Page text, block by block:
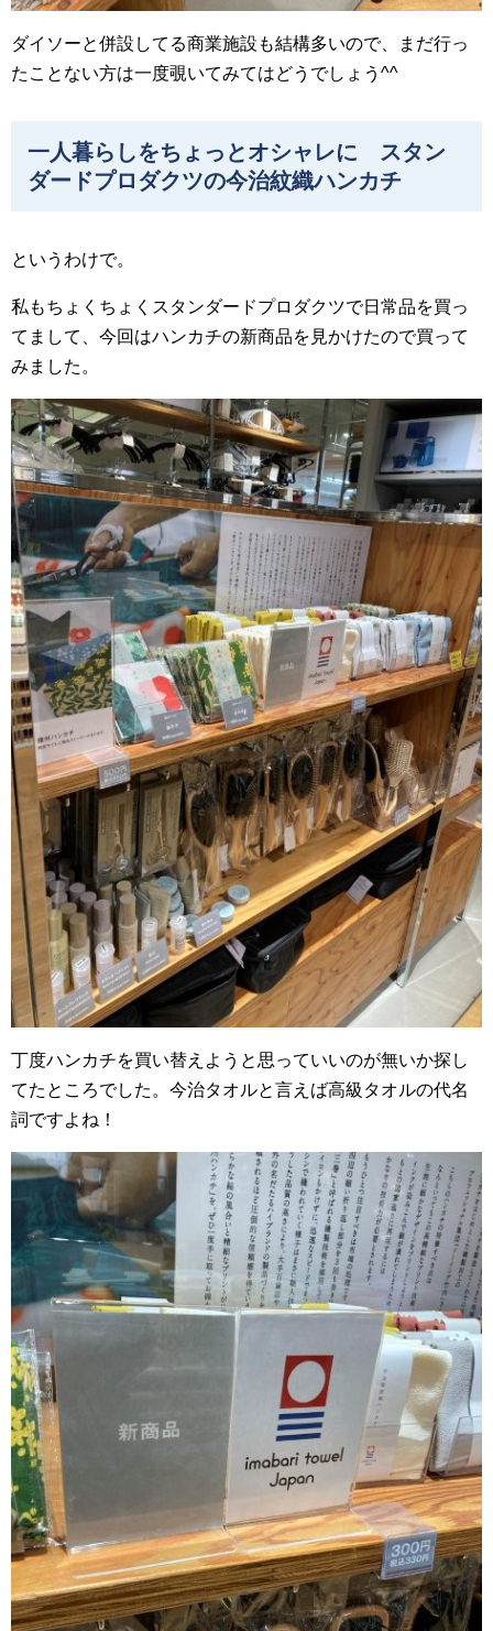
ダイソーと併設してる商業施設も結構多いので、まだ行っ
たことない方は一度覗いてみてはどうでしょう^^
一人暮らしをちょっとオシャレに スタン
ダードプロダクツの今治紋織ハンカチ
というわけで。
私もちょくちょくスタンダードプロダクツで日常品を買っ
てまして、今回はハンカチの新商品を見かけたので買って
みました。
丁度ハンカチを買い替えようと思っていいのが無いか探し
てたところでした。今治タオルと言えば高級タオルの代名
詞ですよね！